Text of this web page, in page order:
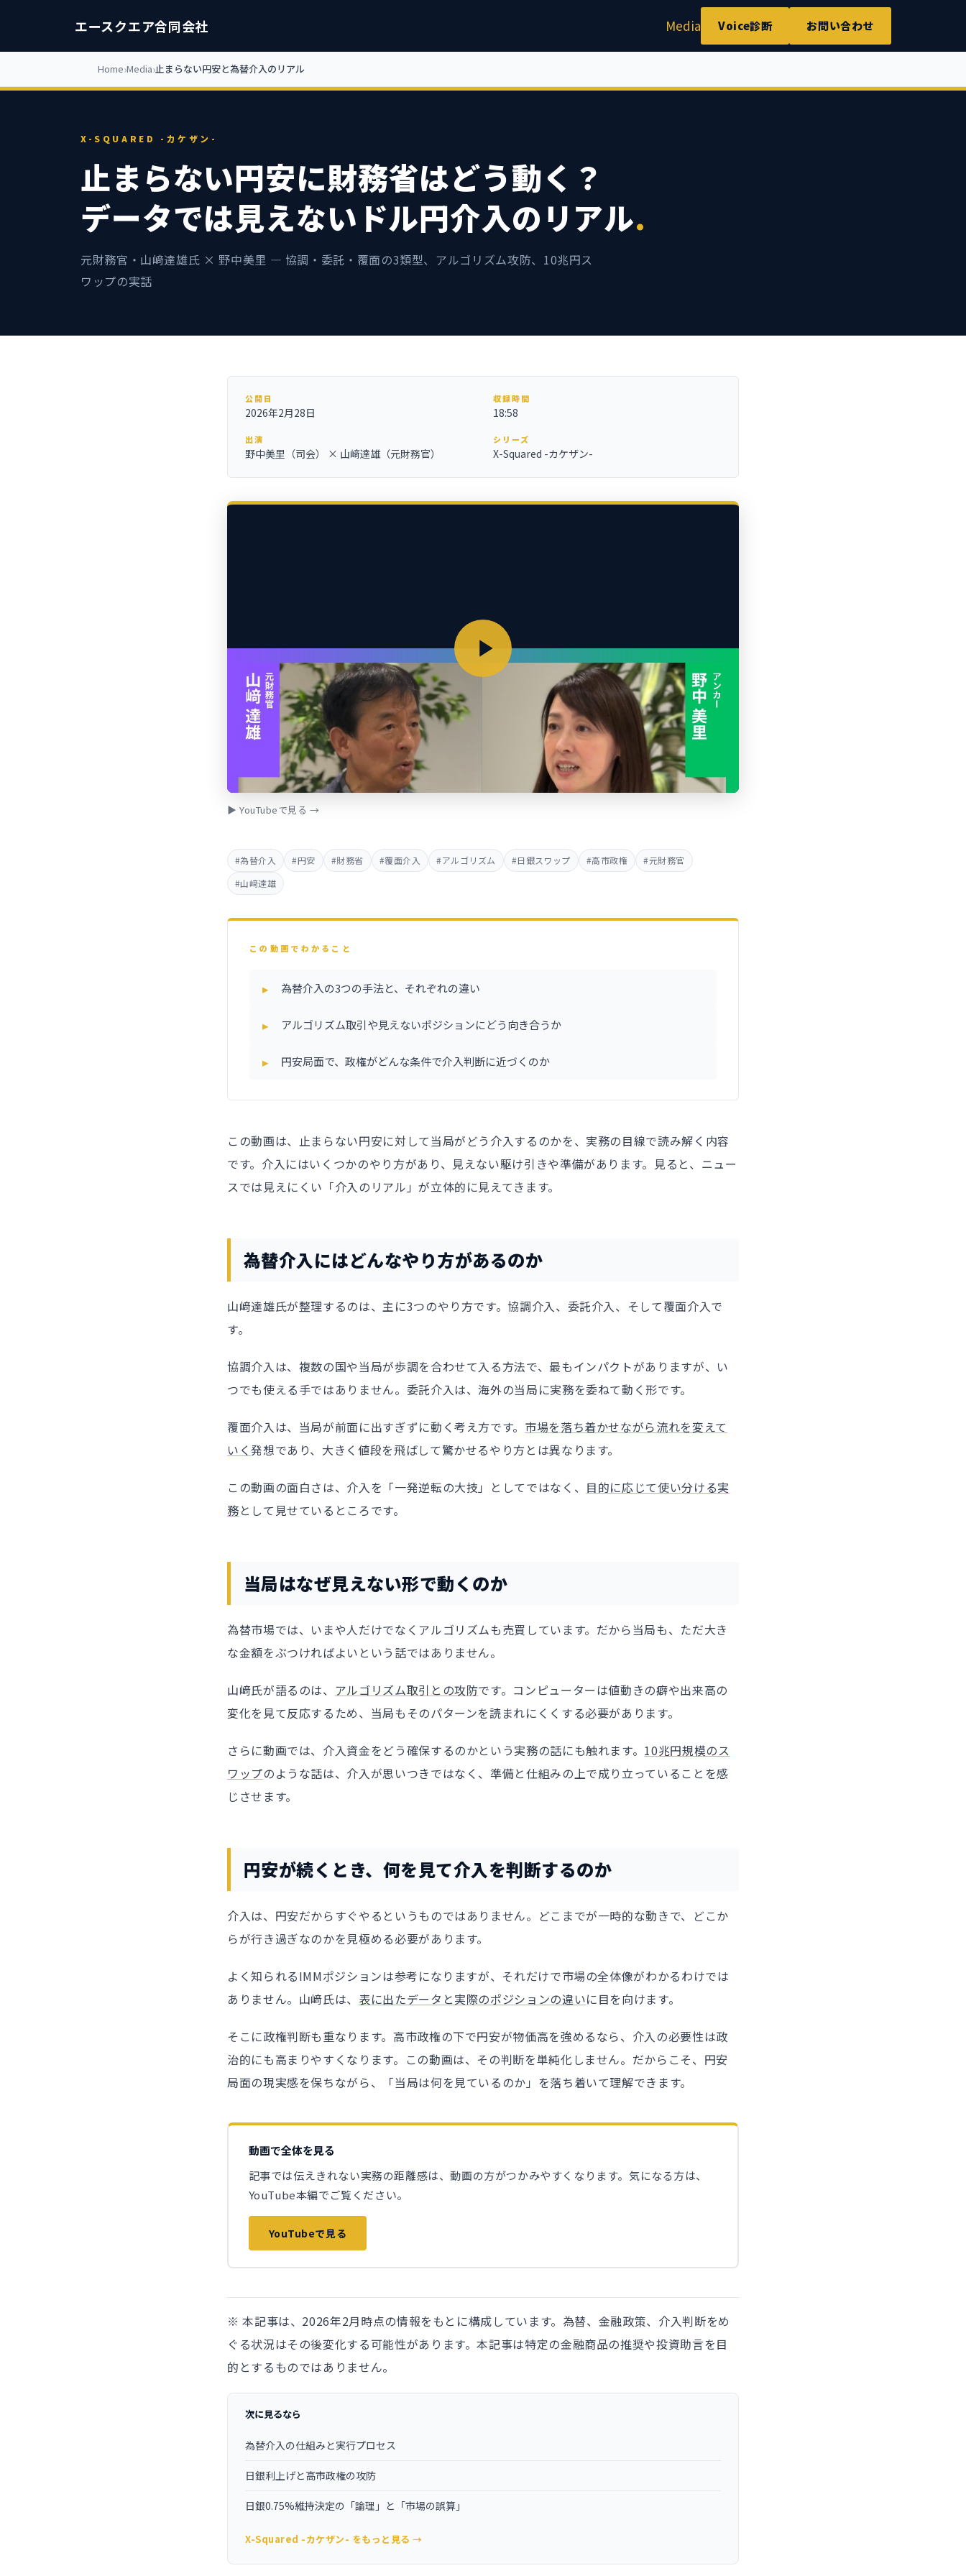
エースクエア合同会社 Media Voice診断 お問い合わせ
Home Media 止まらない円安と為替介入のリアル
X-SQUARED -カケザン-
止まらない円安に財務省はどう動く？
データでは見えないドル円介入のリアル.
元財務官・山﨑達雄氏 × 野中美里 — 協調・委託・覆面の3類型、アルゴリズム攻防、10兆円ス
ワップの実話
公開日
2026年2月28日
収録時間
18:58
出演
野中美里（司会） × 山﨑達雄（元財務官）
シリーズ
X-Squared -カケザン-
▶ YouTubeで見る →
#為替介入 #円安 #財務省 #覆面介入 #アルゴリズム #日銀スワップ #高市政権
#元財務官
#山﨑達雄
この動画でわかること
為替介入の3つの手法と、それぞれの違い
アルゴリズム取引や見えないポジションにどう向き合うか
円安局面で、政権がどんな条件で介入判断に近づくのか
この動画は、止まらない円安に対して当局がどう介入するのかを、実務の目線で読み解く内容
です。介入にはいくつかのやり方があり、見えない駆け引きや準備があります。見ると、ニュー
スでは見えにくい「介入のリアル」が立体的に見えてきます。
為替介入にはどんなやり方があるのか
山﨑達雄氏が整理するのは、主に3つのやり方です。協調介入、委託介入、そして覆面介入で
す。
協調介入は、複数の国や当局が歩調を合わせて入る方法で、最もインパクトがありますが、い
つでも使える手ではありません。委託介入は、海外の当局に実務を委ねて動く形です。
覆面介入は、当局が前面に出すぎずに動く考え方です。 市場を落ち着かせながら流れを変えて
いく発想であり、大きく値段を飛ばして驚かせるやり方とは異なります。
この動画の面白さは、介入を「一発逆転の大技」としてではなく、 目的に応じて使い分ける実
務として見せているところです。
当局はなぜ見えない形で動くのか
為替市場では、いまや人だけでなくアルゴリズムも売買しています。だから当局も、ただ大き
な金額をぶつければよいという話ではありません。
山﨑氏が語るのは、 アルゴリズム取引との攻防です。コンピューターは値動きの癖や出来高の
変化を見て反応するため、当局もそのパターンを読まれにくくする必要があります。
さらに動画では、介入資金をどう確保するのかという実務の話にも触れます。 10兆円規模のス
ワップのような話は、介入が思いつきではなく、準備と仕組みの上で成り立っていることを感
じさせます。
円安が続くとき、何を見て介入を判断するのか
介入は、円安だからすぐやるというものではありません。どこまでが一時的な動きで、どこか
らが行き過ぎなのかを見極める必要があります。
よく知られるIMMポジションは参考になりますが、それだけで市場の全体像がわかるわけでは
ありません。山﨑氏は、 表に出たデータと実際のポジションの違いに目を向けます。
そこに政権判断も重なります。高市政権の下で円安が物価高を強めるなら、介入の必要性は政
治的にも高まりやすくなります。この動画は、その判断を単純化しません。だからこそ、円安
局面の現実感を保ちながら、「当局は何を見ているのか」を落ち着いて理解できます。
動画で全体を見る
記事では伝えきれない実務の距離感は、動画の方がつかみやすくなります。気になる方は、
YouTube本編でご覧ください。
YouTubeで見る
※ 本記事は、2026年2月時点の情報をもとに構成しています。為替、金融政策、介入判断をめ
ぐる状況はその後変化する可能性があります。本記事は特定の金融商品の推奨や投資助言を目
的とするものではありません。
次に見るなら
為替介入の仕組みと実行プロセス
日銀利上げと高市政権の攻防
日銀0.75%維持決定の「論理」と「市場の誤算」
X-Squared -カケザン- をもっと見る →